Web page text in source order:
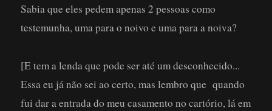
Sabia que eles pedem apenas 2 pessoas como
testemunha, uma para o noivo e uma para a noiva?
[E tem a lenda que pode ser até um desconhecido...
Essa eu já não sei ao certo, mas lembro que quando
fui dar a entrada do meu casamento no cartório, lá em